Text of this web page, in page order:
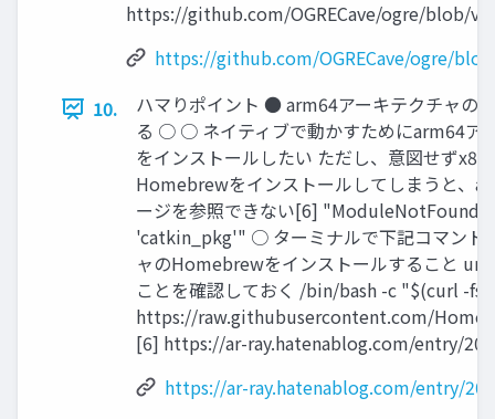
https://github.com/OGRECave/ogre/blob/
https://github.com/OGRECave/ogre/
10.
ハマりポイント ● arm64アーキテクチャの
る ○ ○ ネイティブで動かすためにarm64ア
をインストールしたい ただし、意図せず
Homebrewをインストールしてしまうと、
ージを参照できない[6]
'catkin_pkg'" ○ ターミナルで下記コマンド
ャのHomebrewをインストールすること
ことを確認しておく /bin/bash -c "$(curl -
https://raw.githubusercontent.com/
[6] https://ar-ray.hatenablog.com/entry/
https://ar-ray.hatenablog.com/entry/